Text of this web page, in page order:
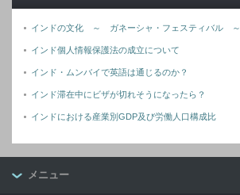
インドの文化 ～ ガネーシャ・フェスティバル ～
インド個人情報保護法の成立について
インド・ムンバイで英語は通じるのか？
インド滞在中にビザが切れそうになったら？
インドにおける産業別GDP及び労働人口構成比
メニュー